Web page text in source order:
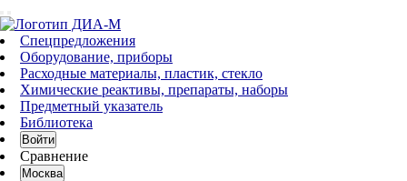
Спецпредложения
Оборудование, приборы
Расходные материалы, пластик, стекло
Химические реактивы, препараты, наборы
Предметный указатель
Библиотека
Войти
Сравнение
Москва